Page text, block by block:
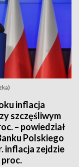
inflacja
szczęśliwym
– powiedział
Polskiego
inflacja zejdzie